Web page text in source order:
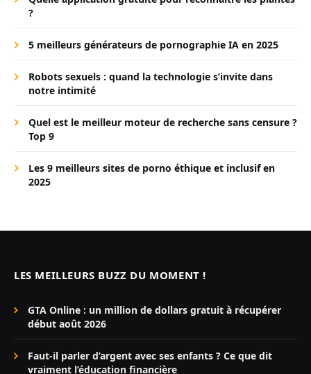
?
5 meilleurs générateurs de pornographie IA en 2025
Robots sexuels : quand la technologie s’invite dans
notre intimité
Quel est le meilleur moteur de recherche sans censure ?
Top 9
Les 9 meilleurs sites de porno éthique et inclusif en
2025
LES MEILLEURS BUZZ DU MOMENT !
GTA Online : un million de dollars gratuit à récupérer
début août 2026
Faut-il parler d’argent avec ses enfants ? Ce que dit
vraiment l’éducation financière